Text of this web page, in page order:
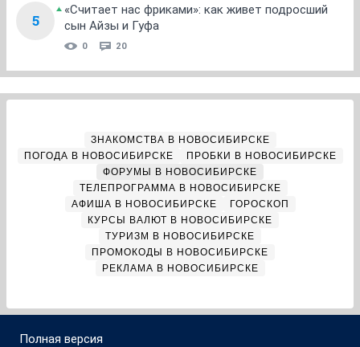
5
«Считает нас фриками»: как живет подросший
сын Айзы и Гуфа
0 20
ЗНАКОМСТВА В НОВОСИБИРСКЕ
ПОГОДА В НОВОСИБИРСКЕ
ПРОБКИ В НОВОСИБИРСКЕ
ФОРУМЫ В НОВОСИБИРСКЕ
ТЕЛЕПРОГРАММА В НОВОСИБИРСКЕ
АФИША В НОВОСИБИРСКЕ
ГОРОСКОП
КУРСЫ ВАЛЮТ В НОВОСИБИРСКЕ
ТУРИЗМ В НОВОСИБИРСКЕ
ПРОМОКОДЫ В НОВОСИБИРСКЕ
РЕКЛАМА В НОВОСИБИРСКЕ
Полная версия